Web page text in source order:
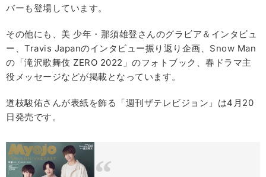
バーも登場しています。
その他にも、美 少年・那須雄登さんのグラビア＆インタビュ
ー、Travis Japanのインタビュー振り返り企画、Snow Man
の「滝沢歌舞伎 ZERO 2022」のフォトブック、春ドラマ主
役メッセージなどが掲載となっています。
道枝駿佑さんが表紙を飾る「週刊ザテレビジョン」は4月20
日発売です。